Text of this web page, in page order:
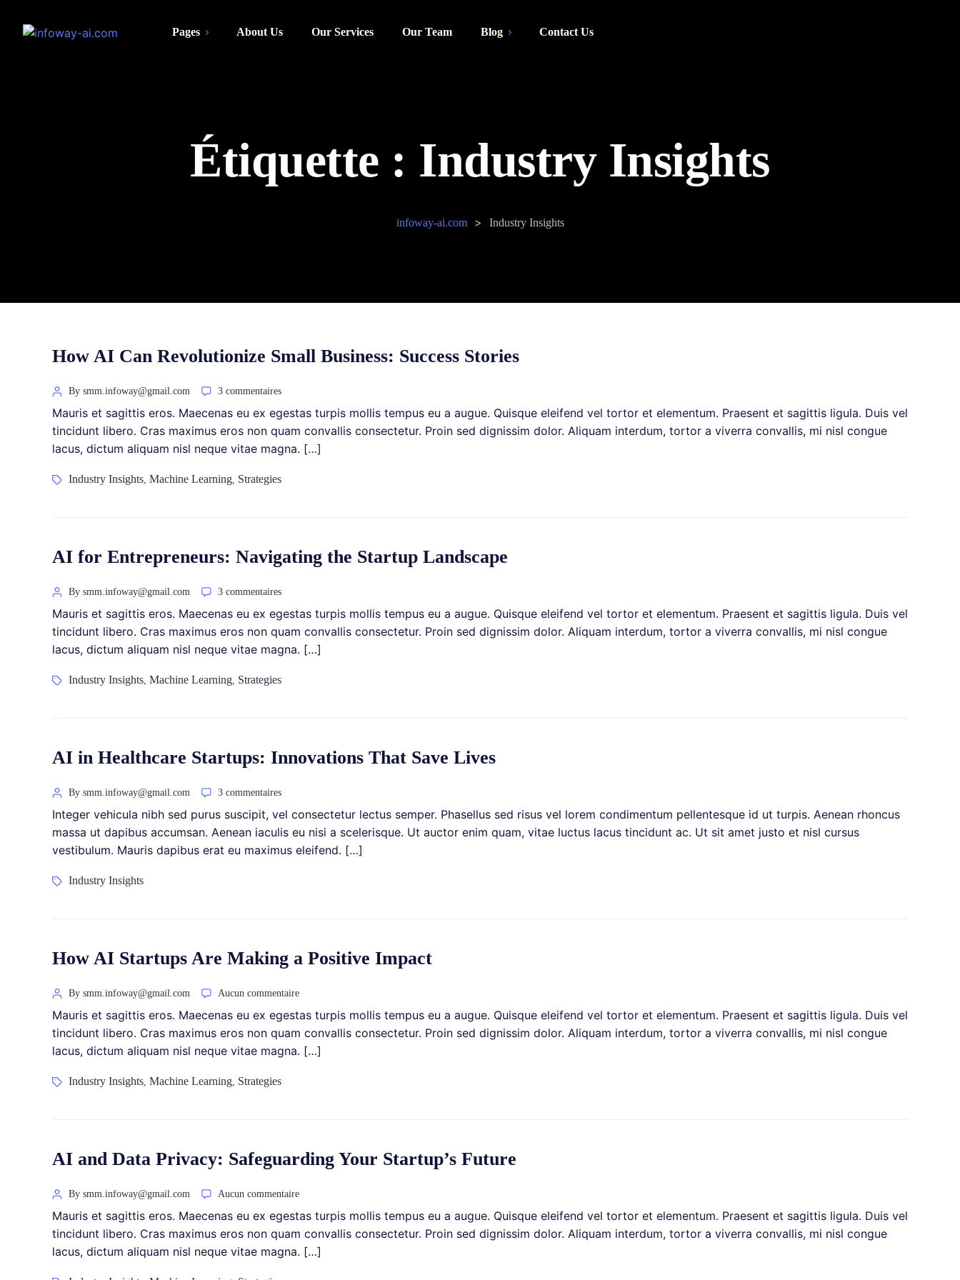
Pages About Us Our Services Our Team Blog Contact Us
Étiquette : Industry Insights
infoway-ai.com > Industry Insights
How AI Can Revolutionize Small Business: Success Stories
By smm.infoway@gmail.com 3 commentaires
Mauris et sagittis eros. Maecenas eu ex egestas turpis mollis tempus eu a augue. Quisque eleifend vel tortor et elementum. Praesent et sagittis ligula. Duis vel
tincidunt libero. Cras maximus eros non quam convallis consectetur. Proin sed dignissim dolor. Aliquam interdum, tortor a viverra convallis, mi nisl congue
lacus, dictum aliquam nisl neque vitae magna. […]
Industry Insights, Machine Learning, Strategies
AI for Entrepreneurs: Navigating the Startup Landscape
By smm.infoway@gmail.com 3 commentaires
Mauris et sagittis eros. Maecenas eu ex egestas turpis mollis tempus eu a augue. Quisque eleifend vel tortor et elementum. Praesent et sagittis ligula. Duis vel
tincidunt libero. Cras maximus eros non quam convallis consectetur. Proin sed dignissim dolor. Aliquam interdum, tortor a viverra convallis, mi nisl congue
lacus, dictum aliquam nisl neque vitae magna. […]
Industry Insights, Machine Learning, Strategies
AI in Healthcare Startups: Innovations That Save Lives
By smm.infoway@gmail.com 3 commentaires
Integer vehicula nibh sed purus suscipit, vel consectetur lectus semper. Phasellus sed risus vel lorem condimentum pellentesque id ut turpis. Aenean rhoncus
massa ut dapibus accumsan. Aenean iaculis eu nisi a scelerisque. Ut auctor enim quam, vitae luctus lacus tincidunt ac. Ut sit amet justo et nisl cursus
vestibulum. Mauris dapibus erat eu maximus eleifend. […]
Industry Insights
How AI Startups Are Making a Positive Impact
By smm.infoway@gmail.com Aucun commentaire
Mauris et sagittis eros. Maecenas eu ex egestas turpis mollis tempus eu a augue. Quisque eleifend vel tortor et elementum. Praesent et sagittis ligula. Duis vel
tincidunt libero. Cras maximus eros non quam convallis consectetur. Proin sed dignissim dolor. Aliquam interdum, tortor a viverra convallis, mi nisl congue
lacus, dictum aliquam nisl neque vitae magna. […]
Industry Insights, Machine Learning, Strategies
AI and Data Privacy: Safeguarding Your Startup’s Future
By smm.infoway@gmail.com Aucun commentaire
Mauris et sagittis eros. Maecenas eu ex egestas turpis mollis tempus eu a augue. Quisque eleifend vel tortor et elementum. Praesent et sagittis ligula. Duis vel
tincidunt libero. Cras maximus eros non quam convallis consectetur. Proin sed dignissim dolor. Aliquam interdum, tortor a viverra convallis, mi nisl congue
lacus, dictum aliquam nisl neque vitae magna. […]